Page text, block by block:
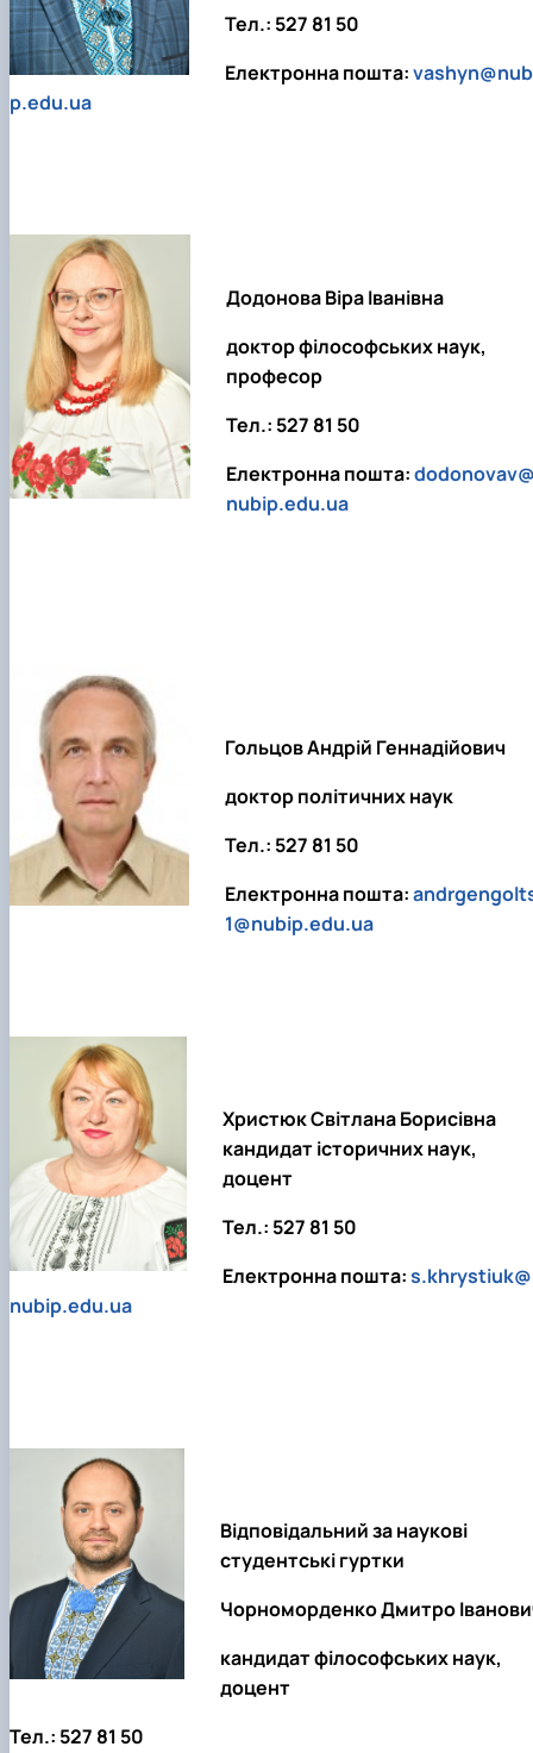
клуб»
Науковий гурток «Філософські проблеми
міжособистісної та міжгрупової комунікаці…
Науковий гурток «Історія держави і права
Тел.: 527 81 50
Електронна пошта:
p.edu.ua
Додонова Віра Іванівна
доктор філософських наук,
професор
Тел.: 527 81 50
Електронна пошта:
nubip.edu.ua
Гольцов Андрій Геннадійович
доктор політичних наук
Тел.: 527 81 50
Електронна пошта:
1@nubip.edu.ua
Христюк Світлана Борисівна
кандидат історичних наук,
доцент
Тел.: 527 81 50
Електронна пошта:s.khrystiuk@
nubip.edu.ua
Відповідальний за наукові
студентські гуртки
Чорноморденко Дмитро
кандидат філософських наук,
доцент
Тел.: 527 81 50